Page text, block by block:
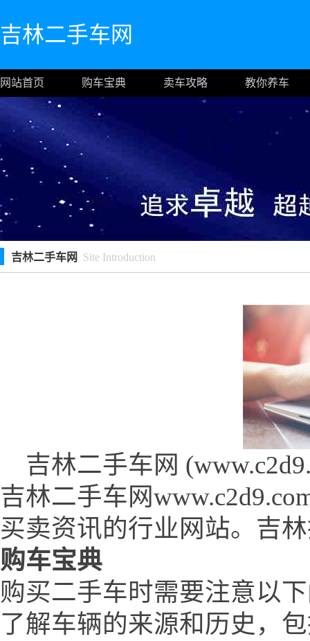
吉林二手车网
网站首页 购车宝典 卖车攻略 教你养车
吉林二手车网 Site Introduction
吉林二手车网
吉林二手车网
买卖资讯的行业网站。吉
购车宝典
购买二手车时需要注意以
了解车辆的来源和历史，